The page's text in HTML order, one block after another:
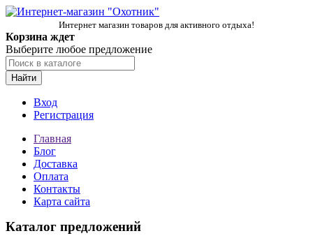
Интернет магазин товаров для активного отдыха!
Корзина ждет
Выберите любое предложение
Найти
Вход
Регистрация
Главная
Блог
Доставка
Оплата
Контакты
Карта сайта
Каталог предложений